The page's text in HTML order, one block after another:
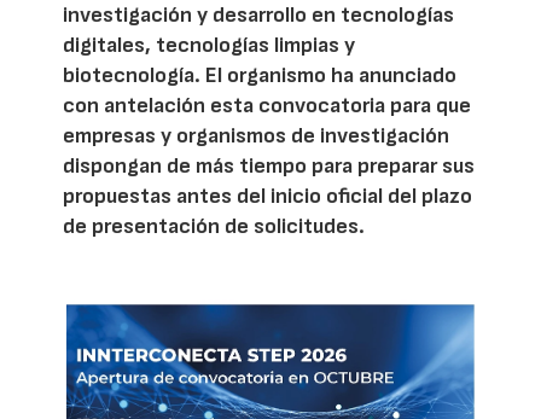
investigación y desarrollo en tecnologías
digitales, tecnologías limpias y
biotecnología. El organismo ha anunciado
con antelación esta convocatoria para que
empresas y organismos de investigación
dispongan de más tiempo para preparar sus
propuestas antes del inicio oficial del plazo
de presentación de solicitudes.